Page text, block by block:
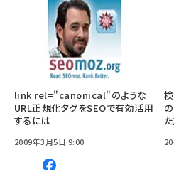
link rel="canonical"のような
URL正規化タグをSEOで有効活用
するには
2009年3月5日 9:00